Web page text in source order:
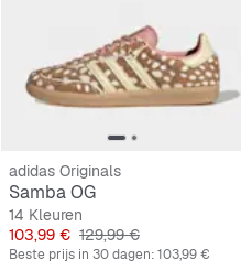
adidas Originals
Samba OG
14 Kleuren
Prijs
103,99 € Originele Prijs
129,99 €
Beste prijs in 30 dagen:103,99 €